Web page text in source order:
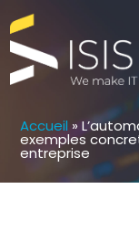
Accueil»
exemples
entreprise